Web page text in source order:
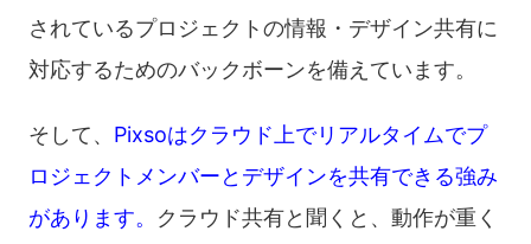
されているプロジェクトの情報・デザイン共有に
対応するためのバックボーンを備えています。
そして、 Pixsoはクラウド上でリアルタイムでプ
ロジェクトメンバーとデザインを共有できる強み
があります。 クラウド共有と聞くと、動作が重く